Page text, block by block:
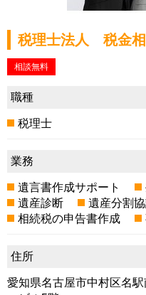
税理士法人 税金相
相談無料
職種
税理士
業務
遺言書作成サポート
遺産診断
遺産分割
相続税の申告書作成
住所
愛知県名古屋市中村区名